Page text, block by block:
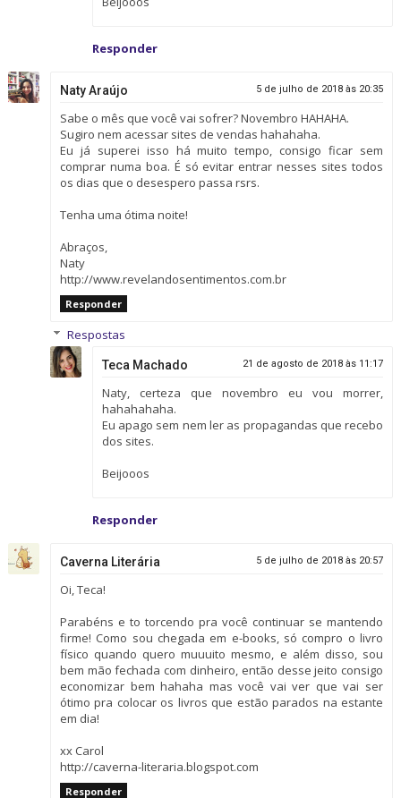
Responder
Naty Araújo 5 de julho de 2018 às 20:35
Sabe o mês que você vai sofrer? Novembro HAHAHA.
Sugiro nem acessar sites de vendas hahahaha.
Eu já superei isso há muito tempo, consigo ficar sem
comprar numa boa. É só evitar entrar nesses sites todos
os dias que o desespero passa rsrs.
Tenha uma ótima noite!
Abraços,
Naty
http://www.revelandosentimentos.com.br
Responder
Respostas
Teca Machado 21 de agosto de 2018 às 11:17
Naty, certeza que novembro eu vou morrer,
hahahahaha.
Eu apago sem nem ler as propagandas que recebo
dos sites.
Beijooos
Responder
Caverna Literária 5 de julho de 2018 às 20:57
Oi, Teca!
Parabéns e to torcendo pra você continuar se mantendo
firme! Como sou chegada em e-books, só compro o livro
físico quando quero muuuito mesmo, e além disso, sou
bem mão fechada com dinheiro, então desse jeito consigo
economizar bem hahaha mas você vai ver que vai ser
ótimo pra colocar os livros que estão parados na estante
em dia!
xx Carol
http://caverna-literaria.blogspot.com
Responder